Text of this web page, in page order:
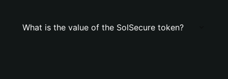
What is the value of the SolSecure token?